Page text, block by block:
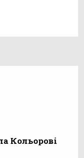
Кольорові